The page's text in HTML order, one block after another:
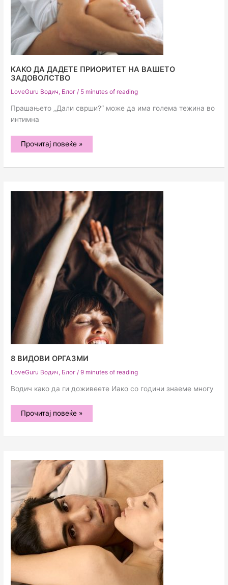
КАКО ДА ДАДЕТЕ ПРИОРИТЕТ НА ВАШЕТО
ЗАДОВОЛСТВО
LoveGuru Водич, Блог / 5 minutes of reading
Прашањето „Дали сврши?“ може да има голема тежина во
интимна
Како
да
на
Прочитај повеќе »
8 ВИДОВИ ОРГАЗМИ
LoveGuru Водич, Блог /9 minutes of reading
Водич како да ги доживеете Иако со години знаеме многу
8
видови
Прочитај повеќе »